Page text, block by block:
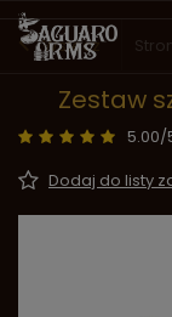
Wstecz
Zestaw
5.00/
Dodaj do listy